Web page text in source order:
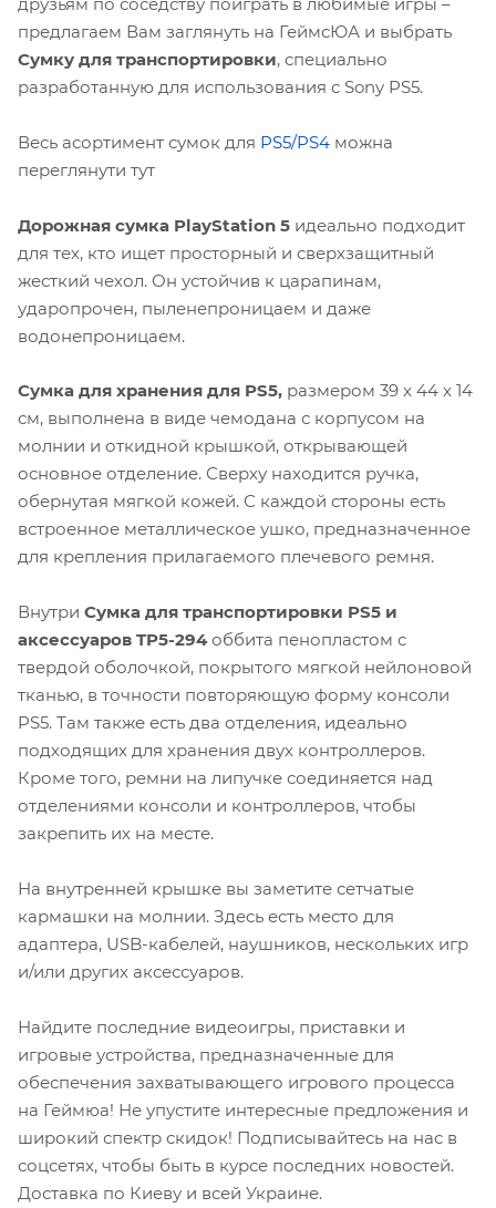
предлагаем Вам заглянуть на ГеймсЮА и выбрать
Сумку для транспортировки, специально
разработанную для использования с Sony PS5.
Весь асортимент сумок для PS5/PS4 можна
переглянути тут
Дорожная сумка PlayStation 5 идеально подходит
для тех, кто ищет просторный и сверхзащитный
жесткий чехол. Он устойчив к царапинам,
ударопрочен, пыленепроницаем и даже
водонепроницаем.
Сумка для хранения для PS5, размером 39 x 44 x 14
см, выполнена в виде чемодана с корпусом на
молнии и откидной крышкой, открывающей
основное отделение. Сверху находится ручка,
обернутая мягкой кожей. С каждой стороны есть
встроенное металлическое ушко, предназначенное
для крепления прилагаемого плечевого ремня.
Внутри Сумка для транспортировки PS5 и
аксессуаров TP5-294 оббита пенопластом с
твердой оболочкой, покрытого мягкой нейлоновой
тканью, в точности повторяющую форму консоли
PS5. Там также есть два отделения, идеально
подходящих для хранения двух контроллеров.
Кроме того, ремни на липучке соединяется над
отделениями консоли и контроллеров, чтобы
закрепить их на месте.
На внутренней крышке вы заметите сетчатые
кармашки на молнии. Здесь есть место для
адаптера, USB-кабелей, наушников, нескольких игр
и/или других аксессуаров.
Найдите последние видеоигры, приставки и
игровые устройства, предназначенные для
обеспечения захватывающего игрового процесса
на Геймюа! Не упустите интересные предложения и
широкий спектр скидок! Подписывайтесь на нас в
соцсетях, чтобы быть в курсе последних новостей.
Доставка по Киеву и всей Украине.